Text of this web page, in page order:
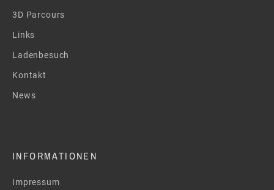
3D Parcours
Links
Ladenbesuch
Kontakt
News
INFORMATIONEN
Impressum